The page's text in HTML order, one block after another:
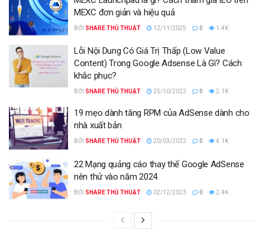
MEXC đơn giản và hiệu quả
BỞI SHARE THỦ THUẬT 12/11/2025 0 1.4K
Lỗi Nội Dung Có Giá Trị Thấp (Low Value
Content) Trong Google Adsense Là Gì? Cách
khắc phục?
BỞI SHARE THỦ THUẬT 25/10/2022 0 2.1K
19 mẹo dành tăng RPM của AdSense dành cho
nhà xuất bản
BỞI SHARE THỦ THUẬT 20/03/2022 0 4.1K
22 Mạng quảng cáo thay thế Google AdSense
nên thử vào năm 2024
BỞI SHARE THỦ THUẬT 02/12/2023 0 2.4K